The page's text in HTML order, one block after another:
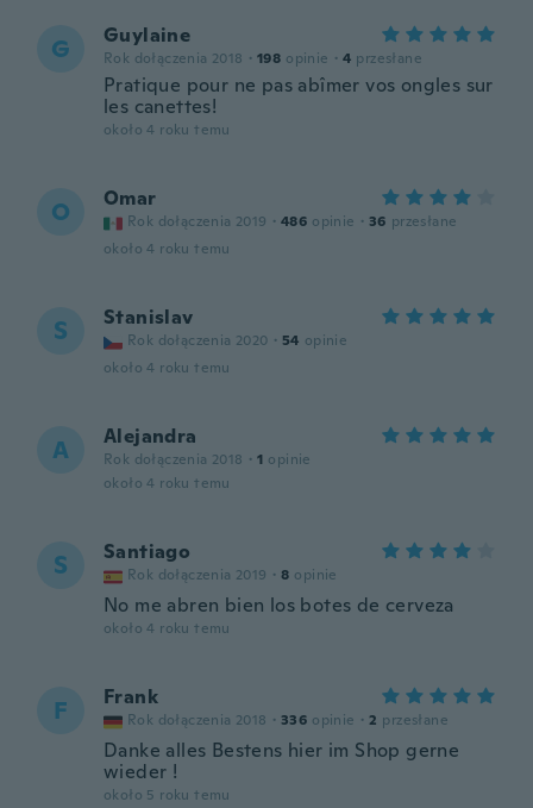
G Guylaine
Rok dołączenia 2018 · 198 opinie · 4 przesłane
Pratique pour ne pas abîmer vos ongles sur
les canettes!
około 4 roku temu
O Omar
Rok dołączenia 2019 · 486 opinie · 36 przesłane
około 4 roku temu
S Stanislav
Rok dołączenia 2020 · 54 opinie
około 4 roku temu
A Alejandra
Rok dołączenia 2018 · 1 opinie
około 4 roku temu
S Santiago
Rok dołączenia 2019 · 8 opinie
No me abren bien los botes de cerveza
około 4 roku temu
F Frank
Rok dołączenia 2018 · 336 opinie · 2 przesłane
Danke alles Bestens hier im Shop gerne
wieder !
około 5 roku temu